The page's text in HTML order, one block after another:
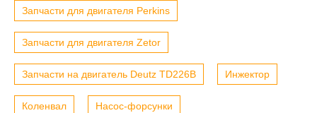
Запчасти для двигателя Perkins
Запчасти для двигателя Zetor
Запчасти на двигатель Deutz TD226B Инжектор
Коленвал Насос-форсунки